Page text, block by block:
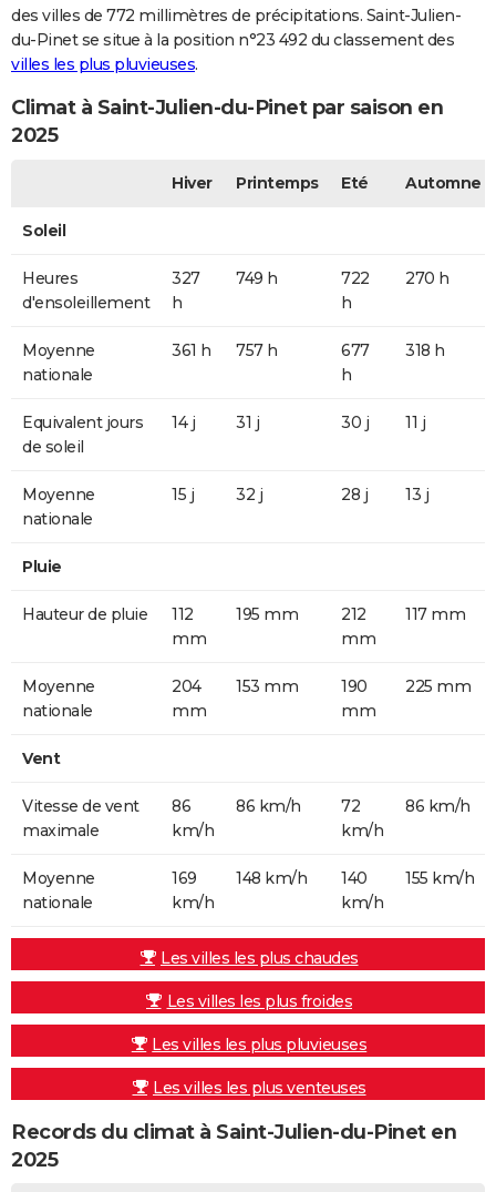
des villes de 772 millimètres de précipitations. Saint-Julien-
du-Pinet se situe à la position n°23 492 du classement des
villes les plus pluvieuses.
Climat à Saint-Julien-du-Pinet par saison en
2025
Hiver Printemps Eté Automne
Soleil
Heures
d'ensoleillement
327
h
749 h
722
h
270 h
Moyenne
nationale
361 h 757 h
677
h
318 h
Equivalent jours
de soleil
14 j 31 j 30 j 11 j
Moyenne
nationale
15 j 32 j 28 j 13 j
Pluie
Hauteur de pluie
112
mm
195 mm
212
mm
117 mm
Moyenne
nationale
204
mm
153 mm
190
mm
225 mm
Vent
Vitesse de vent
maximale
86
km/h
86 km/h
72
km/h
86 km/h
Moyenne
nationale
169
km/h
148 km/h
140
km/h
155 km/h
Les villes les plus chaudes
Les villes les plus froides
Les villes les plus pluvieuses
Les villes les plus venteuses
Records du climat à Saint-Julien-du-Pinet en
2025